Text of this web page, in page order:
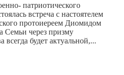
патриотического
встреча с настоятелем
протоиереем Диомидом
Семьи через призму
всегда будет актуальной,...